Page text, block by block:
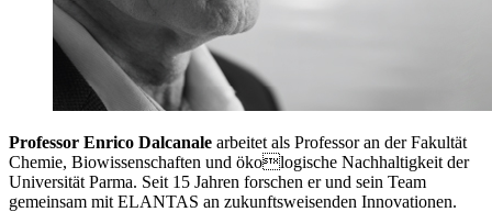
Professor Enrico Dalcanale arbeitet als Professor an der Fakultät
Chemie, Biowissenschaften und ökologische Nachhaltigkeit der
Universität Parma. Seit 15 Jahren forschen er und sein Team
gemeinsam mit ELANTAS an zukunftsweisenden Innovationen.